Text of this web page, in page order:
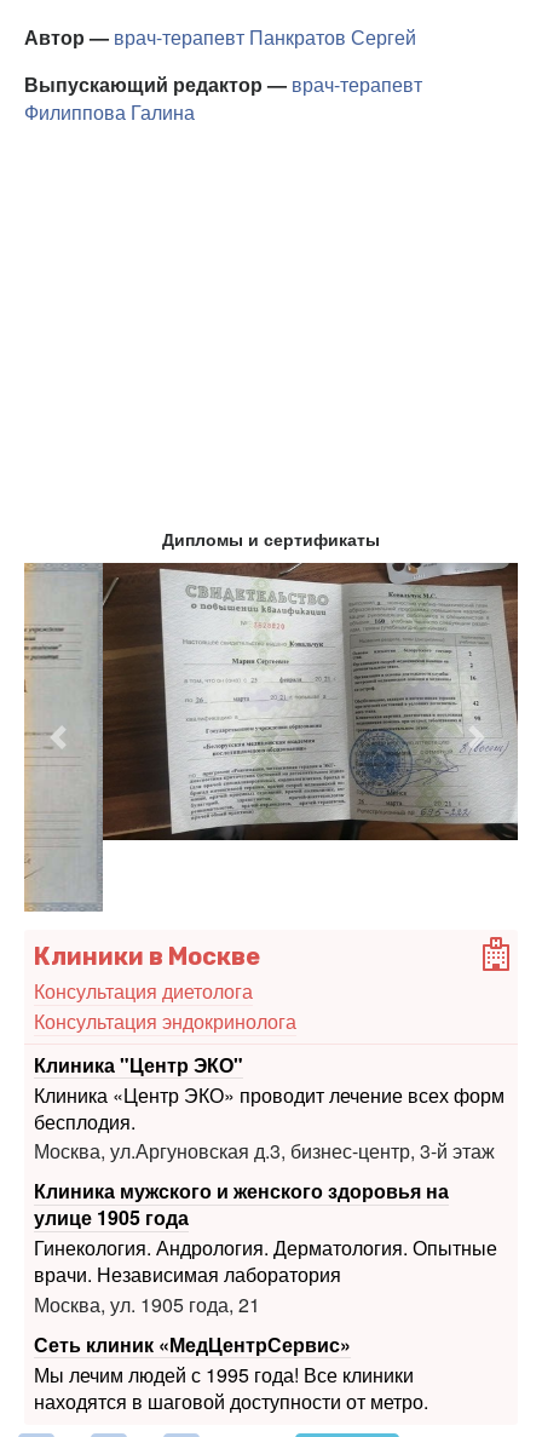
Автор — врач-терапевт Панкратов Сергей
Выпускающий редактор — врач-терапевт
Филиппова Галина
Дипломы и сертификаты
Предыдущий
Клиники в Москве
Консультация диетолога
Консультация эндокринолога
Клиника "Центр ЭКО"
Клиника «Центр ЭКО» проводит лечение всех форм
Москва, ул.Аргуновская д.3, бизнес-центр, 3-й этаж
Клиника мужского и женского здоровья на
улице 1905 года
врачи. Независимая лаборатория
Москва, ул. 1905 года, 21
Сеть клиник «МедЦентрСервис»
Мы лечим людей с 1995 года! Все клиники
Печать